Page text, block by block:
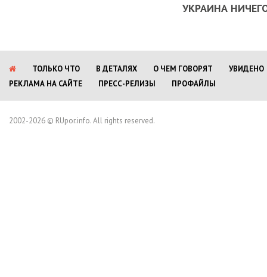
УКРАИНА
ТОЛЬКО ЧТО В ДЕТАЛЯХ О ЧЕМ ГОВОРЯТ
УВИДЕНО
РЕКЛАМА НА САЙТЕ
ПРЕСС-РЕЛИЗЫ ПРОФАЙЛЫ
2002-2026 © RUpor.info. All rights reserved.